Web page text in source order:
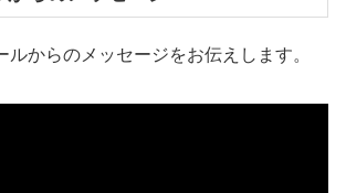
ルからのメッセージをお伝えします。